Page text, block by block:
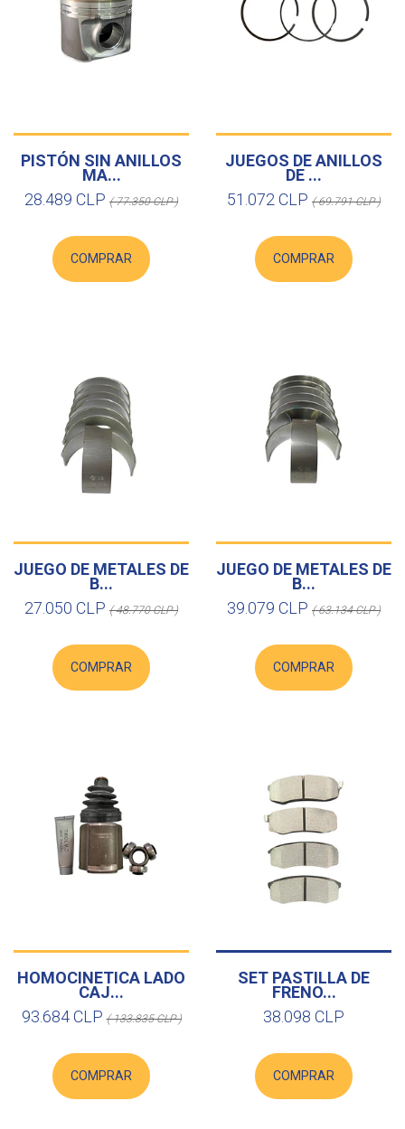
PISTÓN SIN ANILLOS
MA...
28.489 CLP ( 77.350 CLP )
COMPRAR
JUEGOS DE ANILLOS
DE ...
51.072 CLP ( 69.791 CLP )
COMPRAR
JUEGO DE METALES DE
B...
27.050 CLP ( 48.770 CLP )
COMPRAR
JUEGO DE METALES DE
B...
39.079 CLP ( 63.134 CLP )
COMPRAR
HOMOCINETICA LADO
CAJ...
93.684 CLP( 133.835 CLP )
COMPRAR
SET PASTILLA DE
FRENO...
38.098 CLP
COMPRAR